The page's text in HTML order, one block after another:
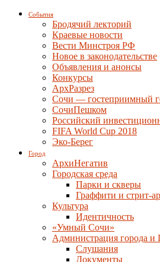
События
Бродячий лекторий
Краевые новости
Вести Минстроя РФ
Новое в законодательстве
Объявления и анонсы
Конкурсы
АрхРазрез
Сочи — гостеприимный
СочиПешком
Российский
FIFA World Cup 2018
Эко-Берег
Город
АрхиНегатив
Городская среда
Парки и скверы
Граффити и стрит-
Культура
Идентичность
«Умный Сочи»
Администрация города и
Слушания
Документы